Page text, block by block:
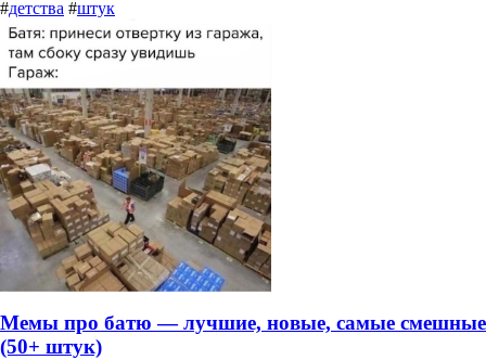
#детства #штук
Мемы про батю — лучшие, новые, самые смешные
(50+ штук)